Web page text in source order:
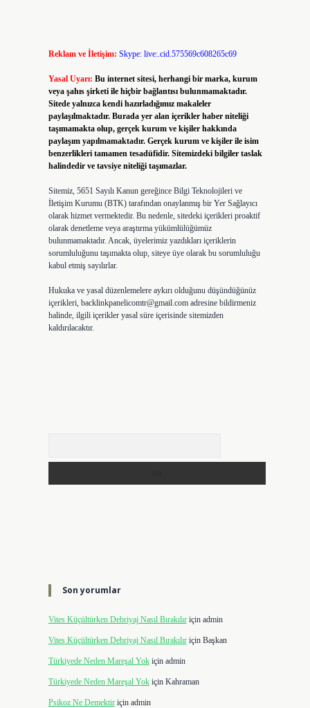
Reklam ve İletişim: Skype: live:.cid.575569c608265c69
Yasal Uyarı: Bu internet sitesi, herhangi bir marka, kurum
veya şahıs şirketi ile hiçbir bağlantısı bulunmamaktadır.
Sitede yalnızca kendi hazırladığımız makaleler
paylaşılmaktadır. Burada yer alan içerikler haber niteliği
taşımamakta olup, gerçek kurum ve kişiler hakkında
paylaşım yapılmamaktadır. Gerçek kurum ve kişiler ile isim
benzerlikleri tamamen tesadüfidir. Sitemizdeki bilgiler taslak
halindedir ve tavsiye niteliği taşımazlar.
Sitemiz, 5651 Sayılı Kanun gereğince Bilgi Teknolojileri ve
İletişim Kurumu (BTK) tarafından onaylanmış bir Yer Sağlayıcı
olarak hizmet vermektedir. Bu nedenle, sitedeki içerikleri proaktif
olarak denetleme veya araştırma yükümlülüğümüz
bulunmamaktadır. Ancak, üyelerimiz yazdıkları içeriklerin
sorumluluğunu taşımakta olup, siteye üye olarak bu sorumluluğu
kabul etmiş sayılırlar.
Hukuka ve yasal düzenlemelere aykırı olduğunu düşündüğünüz
içerikleri, backlinkpanelicomtr@gmail.comadresine bildirmeniz
halinde, ilgili içerikler yasal süre içerisinde sitemizden
kaldırılacaktır.
Son yorumlar
Vites Küçültürken Debriyaj Nasıl Bırakılıriçin admin
Vites Küçültürken Debriyaj Nasıl Bırakılıriçin Başkan
Türkiyede Neden Mareşal Yokiçin admin
Türkiyede Neden Mareşal Yokiçin Kahraman
Psikoz Ne Demektiriçin admin